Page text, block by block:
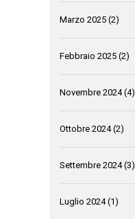
Marzo 2025 (2)
Febbraio 2025 (2)
Novembre 2024(4)
Ottobre 2024(2)
Settembre 2024(3)
Luglio 2024(1)